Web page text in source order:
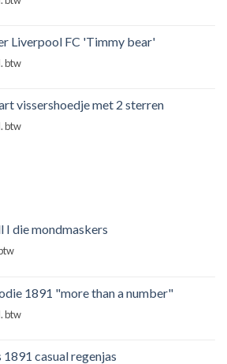
Liverpool FC 'Timmy bear'
btw
vissershoedje met 2 sterren
btw
I die mondmaskers
1891 "more than a number"
btw
1891 casual regenjas